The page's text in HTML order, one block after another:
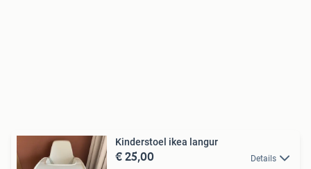
Kinderstoel ikea langur
€ 25,00 Details